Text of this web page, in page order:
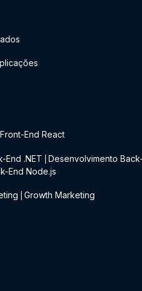
End React
End .NET Desenvolvimento
End Node.js
Growth Marketing